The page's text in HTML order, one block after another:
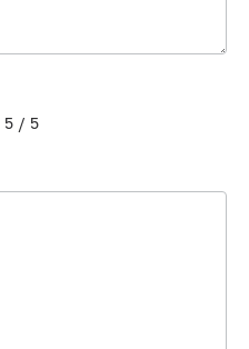
5/ 5